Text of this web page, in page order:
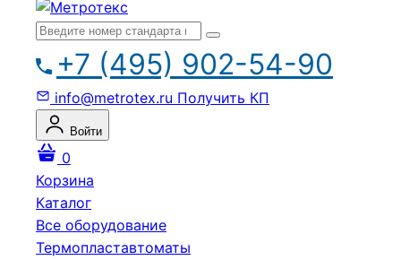
+7 (495) 902-54-90
info@metrotex.ru Получить КП
Войти
0
Корзина
Каталог
Все оборудование
Термопластавтоматы